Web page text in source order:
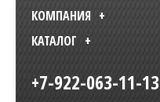
КОМПАНИЯ
КАТАЛОГ
+7-922-063-11-13